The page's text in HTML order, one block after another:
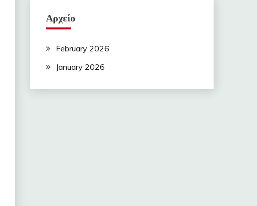
Αρχείο
February 2026
January 2026